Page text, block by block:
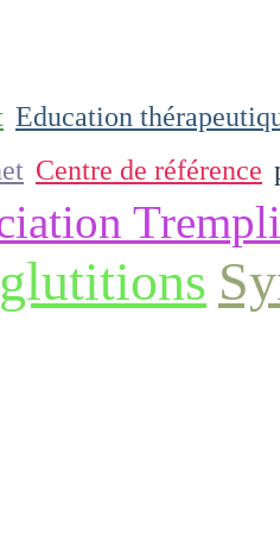
Education
Centre de référence